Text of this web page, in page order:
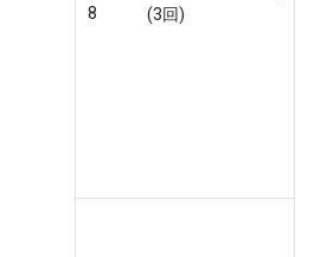
8
(3回)